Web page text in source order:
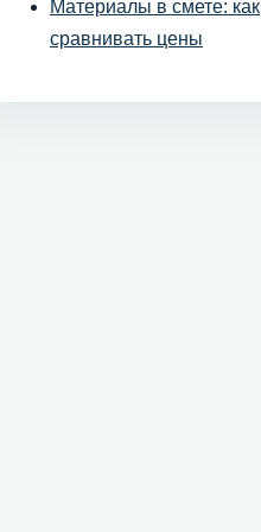
Материалы в смете: как
сравнивать цены